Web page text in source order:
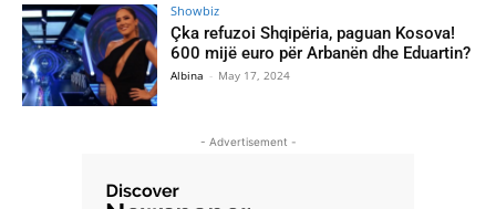
Showbiz
Çka refuzoi Shqipëria, paguan Kosova!
600 mijë euro për Arbanën dhe Eduartin?
Albina - May 17, 2024
- Advertisement -